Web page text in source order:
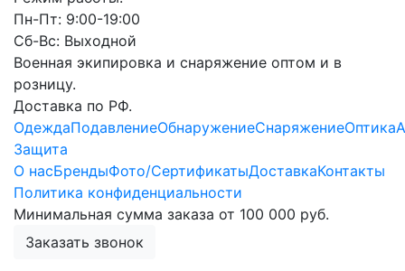
Пн-Пт: 9:00-19:00
Сб-Вс: Выходной
Военная экипировка и снаряжение оптом и в
розницу.
Доставка по РФ.
ОдеждаПодавлениеОбнаружениеСнаряжениеОптика
Защита
О насБрендыФото/СертификатыДоставкаКонтакты
Политика конфиденциальности
Минимальная сумма заказа от 100 000 руб.
Заказать звонок